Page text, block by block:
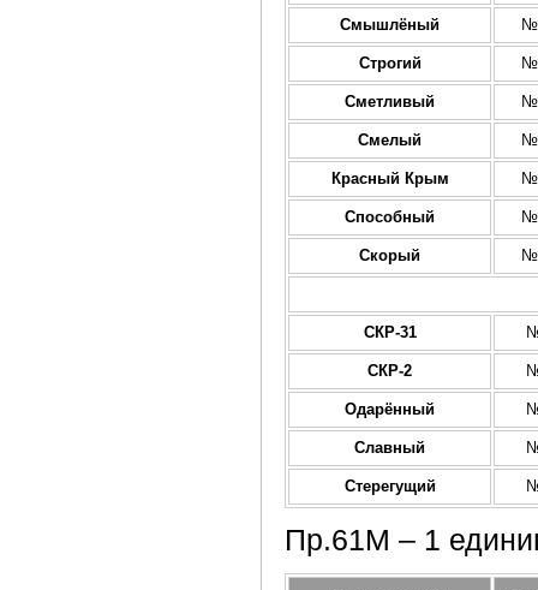
Смышлёный
Строгий
Сметливый
Смелый
Красный Крым
Способный
Скорый
СКР-31
СКР-2
Одарённый
Славный
Стерегущий
Пр.61М – 1